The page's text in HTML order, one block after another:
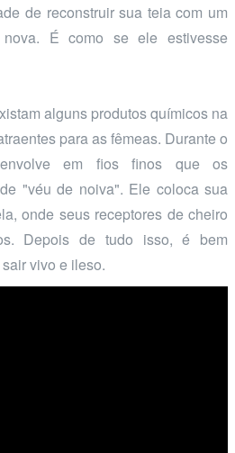
de reconstruir sua teia com um
É como se ele estivesse
alguns produtos químicos na
para as fêmeas. Durante o
em fios finos que os
"véu de noiva". Ele coloca sua
onde seus receptores de cheiro
Depois de tudo isso, é bem
vivo e ileso.